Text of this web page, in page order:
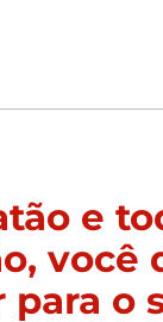
e
você
para o